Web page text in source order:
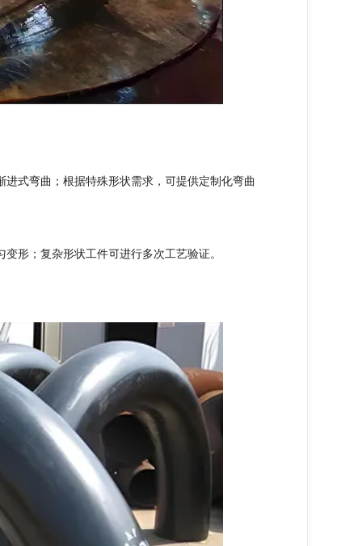
式弯曲；根据特殊形状需求，可提供定制化弯曲
形；复杂形状工件可进行多次工艺验证。